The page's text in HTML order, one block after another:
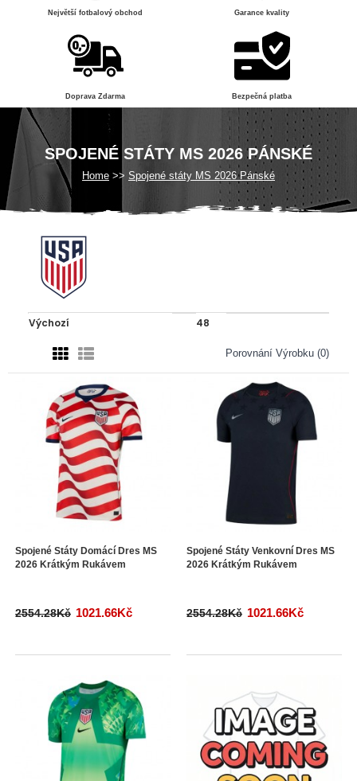
Největší fotbalový obchod Garance kvality
Doprava Zdarma Bezpečná platba
SPOJENÉ STÁTY MS 2026 PÁNSKÉ
Home Spojené státy MS 2026 Pánské
Porovnání Výrobku (0)
Spojené Státy Domácí Dres MS
2026 Krátkým Rukávem
2554.28Kč 1021.66Kč
Spojené Státy Venkovní Dres MS
2026 Krátkým Rukávem
2554.28Kč 1021.66Kč